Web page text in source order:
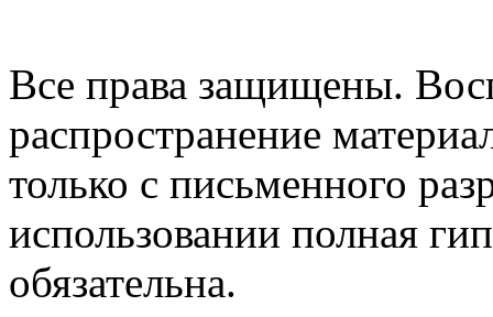
Все права защищены.
распространение
только с письменного
использовании полная
обязательна.